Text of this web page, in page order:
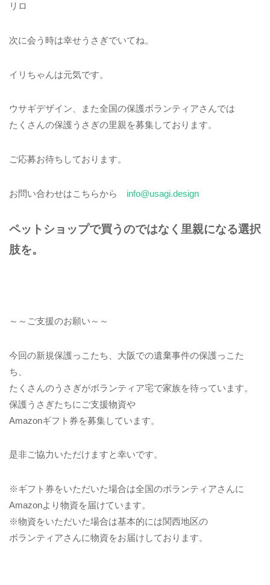
リロ
次に会う時は幸せうさぎでいてね。
イリちゃんは元気です。
ウサギデザイン、また全国の保護ボランティアさんでは
たくさんの保護うさぎの里親を募集しております。
ご応募お待ちしております。
お問い合わせはこちらから info@usagi.design
ペットショップで買うのではなく里親になる選択
肢を。
～～ご支援のお願い～～
今回の新規保護っこたち、大阪での遺棄事件の保護っこた
ち、
たくさんのうさぎがボランティア宅で家族を待っています。
保護うさぎたちにご支援物資や
Amazonギフト券を募集しています。
是非ご協力いただけますと幸いです。
※ギフト券をいただいた場合は全国のボランティアさんに
Amazonより物資を届けています。
※物資をいただいた場合は基本的には関西地区の
ボランティアさんに物資をお届けしております。